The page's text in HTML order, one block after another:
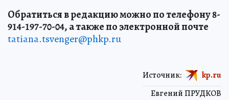
Обратиться в редакцию можно по телефону 8-
914-197-70-04, а также по электронной почте
tatiana.tsvenger@phkp.ru
Евгений ПРУДКОВ
Источник: kp.ru